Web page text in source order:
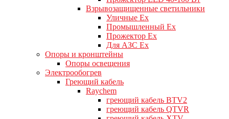
Взрывозащищенные светильники
Уличные Ex
Промышленный Ex
Прожектор Ex
Для АЗС Ex
Опоры и кронштейны
Опоры освещения
Электрообогрев
Греющий кабель
Raychem
греющий кабель BTV2
греющий кабель QTVR